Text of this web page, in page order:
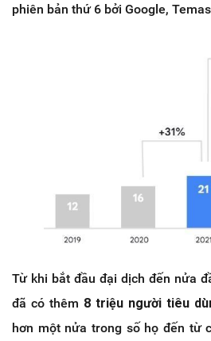
phiên bản thứ 6 bởi Google,
Từ khi bắt đầu đại dịch đến nửa
đã có thêm 8 triệu người tiêu
hơn một nửa trong số họ đến từ